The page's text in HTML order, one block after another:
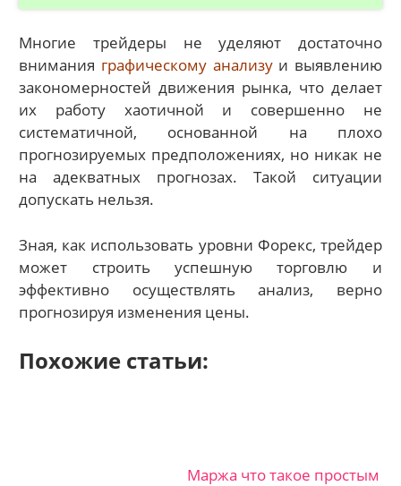
Многие трейдеры не уделяют достаточно
внимания графическому анализуи выявлению
закономерностей движения рынка, что делает
их работу хаотичной и совершенно не
систематичной, основанной на плохо
прогнозируемых предположениях, но никак не
на адекватных прогнозах. Такой ситуации
допускать нельзя.
Зная, как использовать уровни Форекс, трейдер
может строить успешную торговлю и
эффективно осуществлять анализ, верно
прогнозируя изменения цены.
Похожие статьи:
Маржа что такое простым